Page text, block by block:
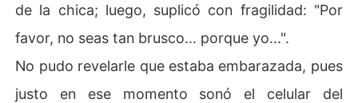
de la chica; luego, suplicó con fragilidad: "Por
favor, no seas tan brusco... porque yo...".
No pudo revelarle que estaba embarazada, pues
justo en ese momento sonó el celular del